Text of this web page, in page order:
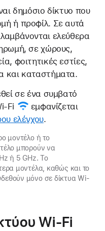
δημόσιο δίκτυο που
ή προφίλ. Σε αυτά
ελεύθερα
σε χώρους,
φοιτητικές εστίες,
και καταστήματα.
σε ένα συμβατό
Fi
εμφανίζεται
ελέγχου.
μοντέλο ή το
μπορούν να
ή 5 GHz. Το
μοντέλα, καθώς και το
μόνο σε δίκτυα Wi-
Wi-Fi